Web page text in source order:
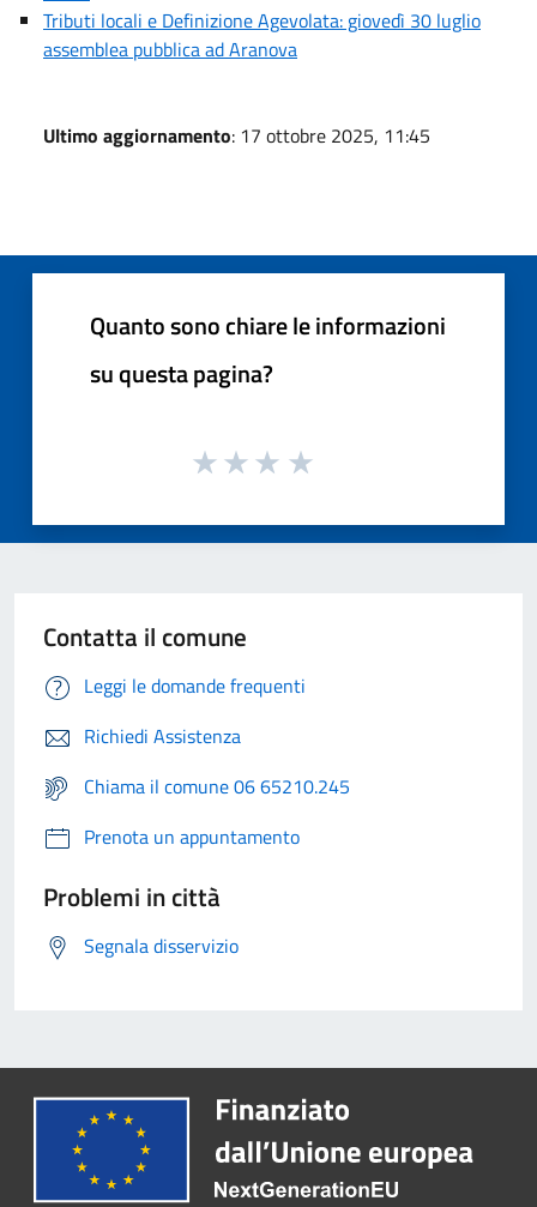
Tributi locali e Definizione Agevolata: giovedì 30 luglio
assemblea pubblica ad Aranova
Ultimo aggiornamento: 17 ottobre 2025, 11:45
Quanto sono chiare le informazioni
su questa pagina?
Contatta il comune
Leggi le domande frequenti
Richiedi Assistenza
Chiama il comune 06 65210.245
Prenota un appuntamento
Problemi in città
Segnala disservizio